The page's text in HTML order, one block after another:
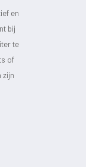
en
bij
te
of
zijn